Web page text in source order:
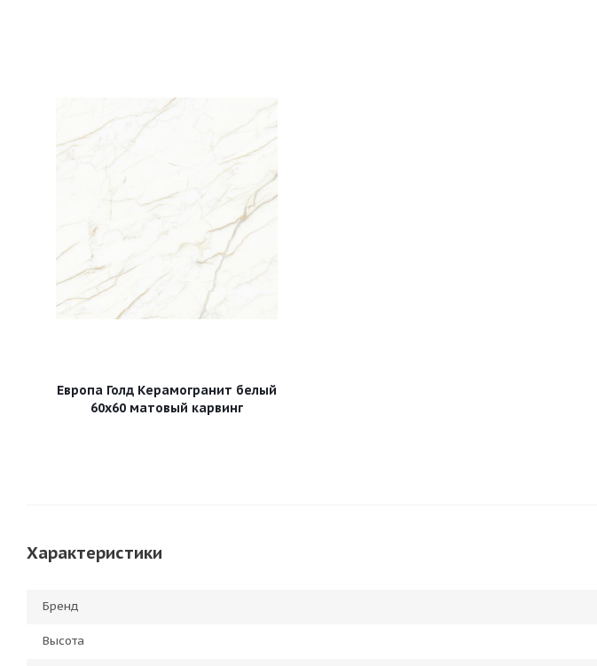
Европа Голд Керамогранит белый
60х60 матовый карвинг
Характеристики
Бренд
Высота